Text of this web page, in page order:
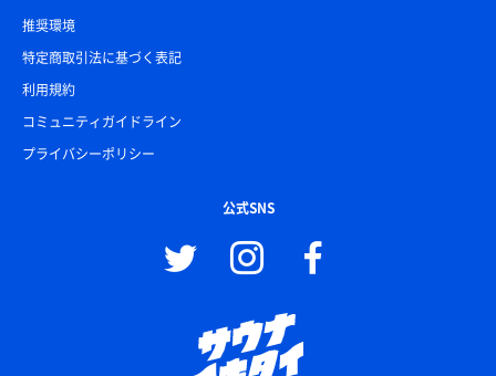
推奨環境
特定商取引法に基づく表記
利用規約
コミュニティガイドライン
プライバシーポリシー
公式SNS